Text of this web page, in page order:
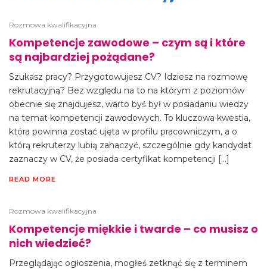
Rozmowa kwalifikacyjna
Kompetencje zawodowe – czym są i które
są najbardziej pożądane?
Szukasz pracy? Przygotowujesz CV? Idziesz na rozmowę
rekrutacyjną? Bez względu na to na którym z poziomów
obecnie się znajdujesz, warto byś był w posiadaniu wiedzy
na temat kompetencji zawodowych. To kluczowa kwestia,
która powinna zostać ujęta w profilu pracowniczym, a o
którą rekruterzy lubią zahaczyć, szczególnie gdy kandydat
zaznaczy w CV, że posiada certyfikat kompetencji […]
READ MORE
Rozmowa kwalifikacyjna
Kompetencje miękkie i twarde – co musisz o
nich wiedzieć?
Przeglądając ogłoszenia, mogłeś zetknąć się z terminem